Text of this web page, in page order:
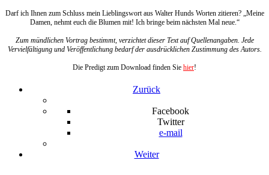
Darf ich Ihnen zum Schluss mein Lieblingswort aus Walter Hunds Worten zitieren? „Meine
Damen, nehmt euch die Blumen mit! Ich bringe beim nächsten Mal neue.“
Zum mündlichen Vortrag bestimmt, verzichtet dieser Text auf Quellenangaben. Jede
Vervielfältigung und Veröffentlichung bedarf der ausdrücklichen Zustimmung des Autors.
Die Predigt zum Download finden Sie hier!
Zurück
Facebook
Twitter
e-mail
Weiter